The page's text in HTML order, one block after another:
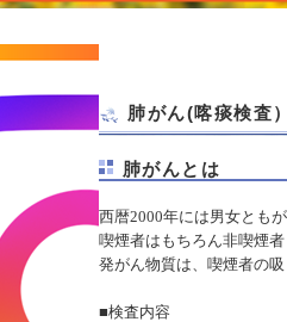
肺がん(喀痰検査
肺がんとは
西暦2000年には男女とも
喫煙者はもちろん非喫煙
発がん物質は、喫煙者の
■検査内容